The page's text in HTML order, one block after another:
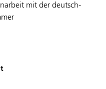
mit der deutsch-